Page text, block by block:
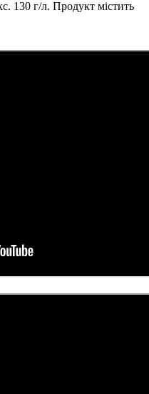
130 г/л. Продукт містить